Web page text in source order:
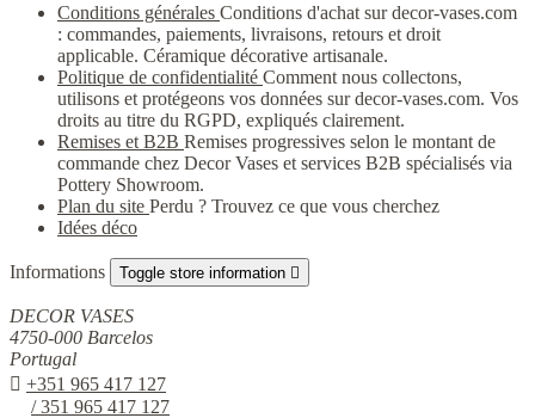
Conditions générales Conditions d'achat sur decor-vases.com
: commandes, paiements, livraisons, retours et droit
applicable. Céramique décorative artisanale.
Politique de confidentialité Comment nous collectons,
utilisons et protégeons vos données sur decor-vases.com. Vos
droits au titre du RGPD, expliqués clairement.
Remises et B2B Remises progressives selon le montant de
commande chez Decor Vases et services B2B spécialisés via
Pottery Showroom.
Plan du site Perdu ? Trouvez ce que vous cherchez
Idées déco
Informations Toggle store information 
DECOR VASES
4750-000 Barcelos
Portugal
 +351 965 417 127
/ 351 965 417 127